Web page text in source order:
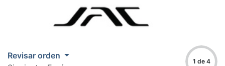
Revisar orden
1 de 4